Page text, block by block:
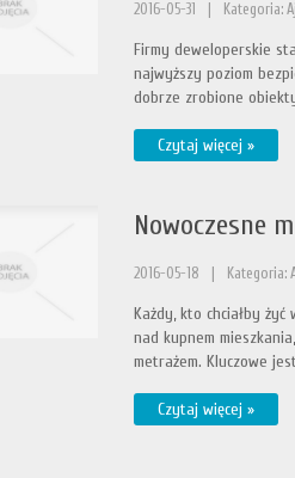
2016-05-31 Kategoria:
Firmy deweloperskie
najwyższy poziom
dobrze zrobione
Czytaj więcej »
Nowoczesne
2016-05-18 Kategoria:
Każdy, kto chciałby
nad kupnem
metrażem. Kluczowe
Czytaj więcej »